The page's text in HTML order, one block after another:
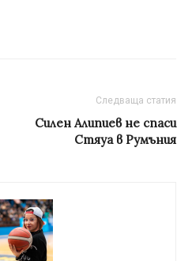
Следваща статия
Силен Алипиев не спаси
Стяуа в Румъния